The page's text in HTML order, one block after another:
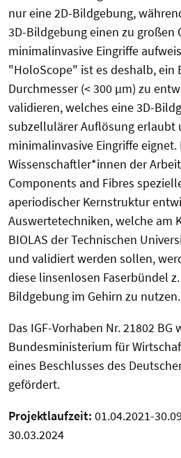
nur eine 2D-Bildgebung,
3D-Bildgebung einen zu großen
minimalinvasive Eingriffe
"HoloScope" ist es deshalb, ein
Durchmesser (< 300 µm) zu
validieren, welches eine 3D-
subzellulärer Auflösung erlaubt
minimalinvasive Eingriffe
Wissenschaftler*innen der
Components and Fibres
aperiodischer Kernstruktur
Auswertetechniken, welche am
BIOLAS der Technischen
und validiert werden sollen,
diese linsenlosen Faserbündel
Bildgebung im Gehirn zu nutzen.
Das IGF-Vorhaben Nr. 21802 BG
Bundesministerium für
eines Beschlusses des
gefördert.
Projektlaufzeit: 01.04.2021-
30.03.2024